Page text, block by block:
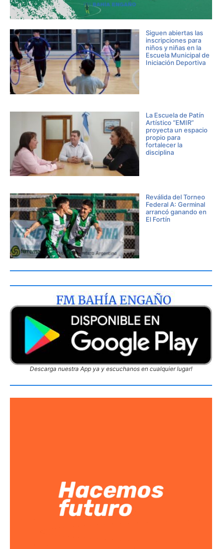
Siguen abiertas las
inscripciones para
niños y niñas en la
Escuela Municipal de
Iniciación Deportiva
La Escuela de Patín
Artístico “EMIR”
proyecta un espacio
propio para
fortalecer la
disciplina
Reválida del Torneo
Federal A: Germinal
arrancó ganando en
El Fortín
Descarga nuestra App ya y escuchanos en cualquier lugar!